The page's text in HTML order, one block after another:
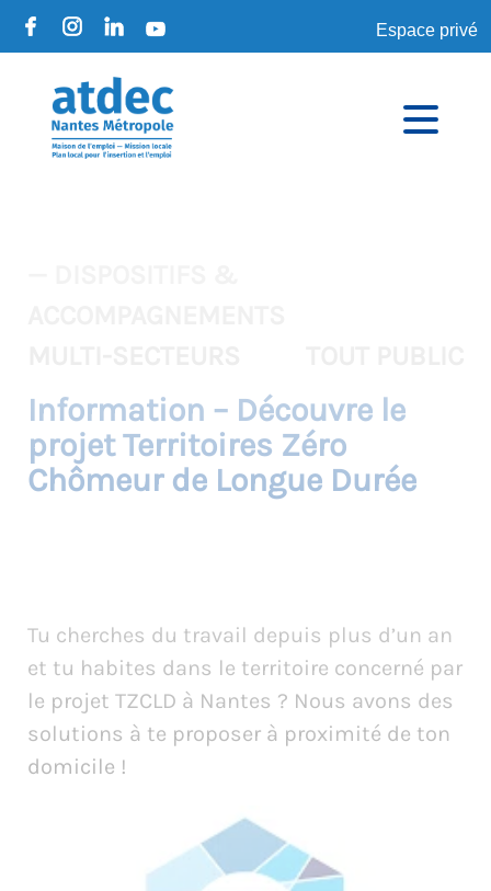
Espace privé
Information – Découvre le
projet Territoires Zéro
Chômeur de Longue Durée
Tu cherches du travail depuis plus d’un an
et tu habites dans le territoire concerné par
le projet TZCLD à Nantes ? Nous avons des
solutions à te proposer à proximité de ton
domicile !